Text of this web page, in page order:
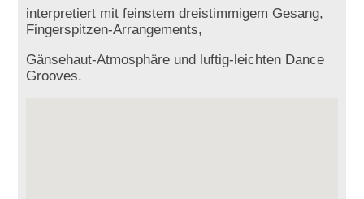
interpretiert mit feinstem dreistimmigem Gesang,
Fingerspitzen-Arrangements,
Gänsehaut-Atmosphäre und luftig-leichten Dance
Grooves.